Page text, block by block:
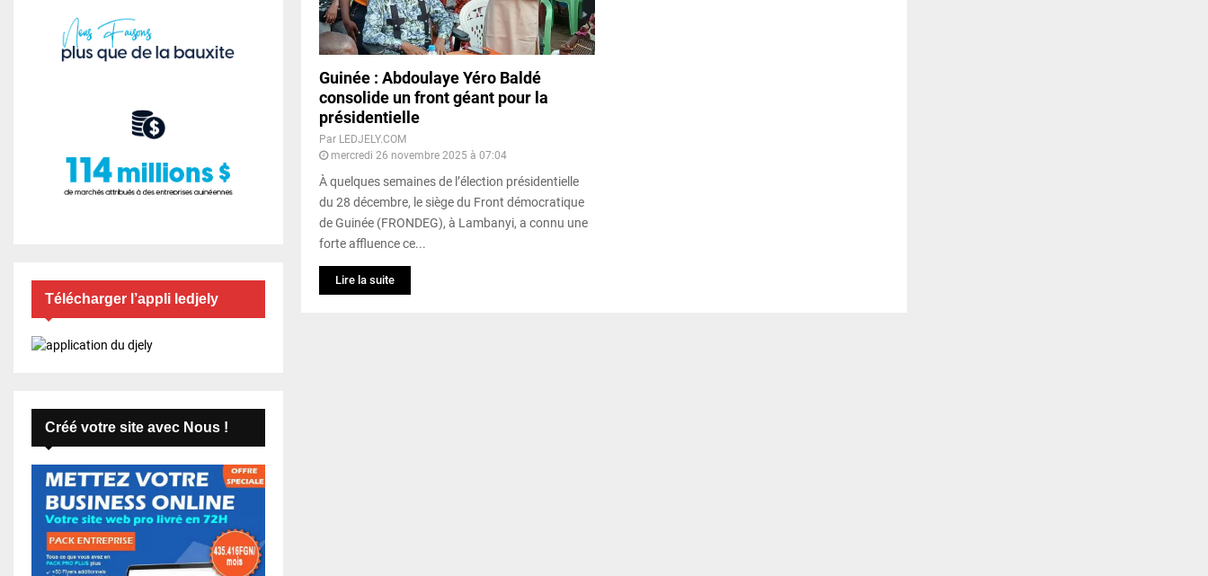
Guinée : Abdoulaye Yéro Baldé
consolide un front géant pour la
présidentielle
Par LEDJELY.COM
mercredi 26 novembre 2025 à 07:04
À quelques semaines de l’élection présidentielle
du 28 décembre, le siège du Front démocratique
de Guinée (FRONDEG), à Lambanyi, a connu une
forte affluence ce...
Lire la suite
Télécharger l’appli ledjely
Créé votre site avec Nous !